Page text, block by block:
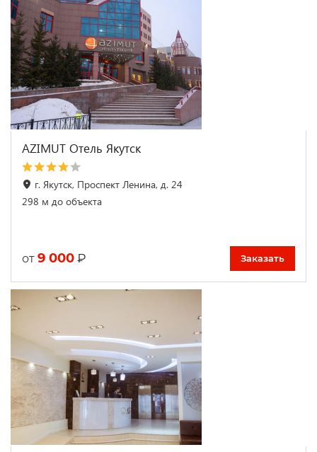
AZIMUT Отель Якутск
г. Якутск, Проспект Ленина, д. 24
298 м до объекта
от 9 000 ₽ Заказать